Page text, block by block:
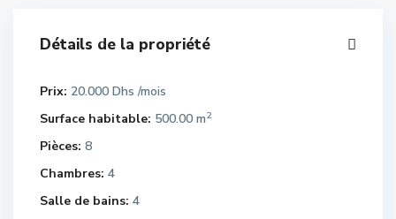
Détails de la propriété
Prix: 20.000 Dhs /mois
Surface habitable: 500.00 m2
Pièces: 8
Chambres: 4
Salle de bains: 4